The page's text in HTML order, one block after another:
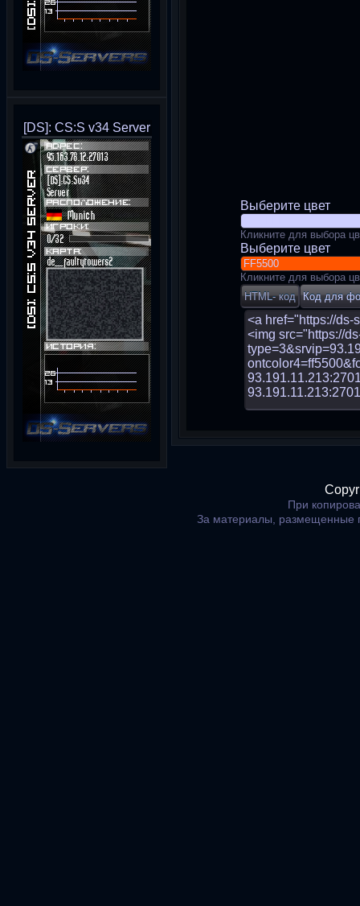
[DS]: CS:S v34 Server
Выберите цвет
Кликните для выбора
Выберите цвет
Кликните для выбора
При
За материалы, размещенные